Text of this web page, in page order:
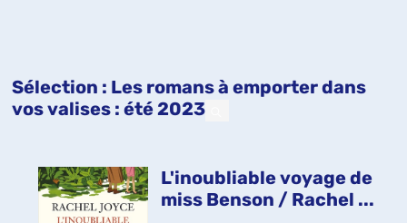
Sélection : Les romans à emporter dans
vos valises : été 2023
L'inoubliable voyage de
miss Benson / Rachel ...